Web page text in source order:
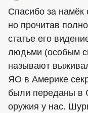
Спасибо за намёк
но прочитав
статье его
людьми (особым
называют
ЯО в Америке
были переданы в
оружия у нас.